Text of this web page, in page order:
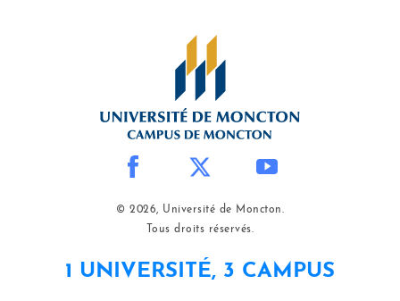
© 2026, Université de Moncton.
Tous droits réservés.
1 UNIVERSITÉ, 3 CAMPUS